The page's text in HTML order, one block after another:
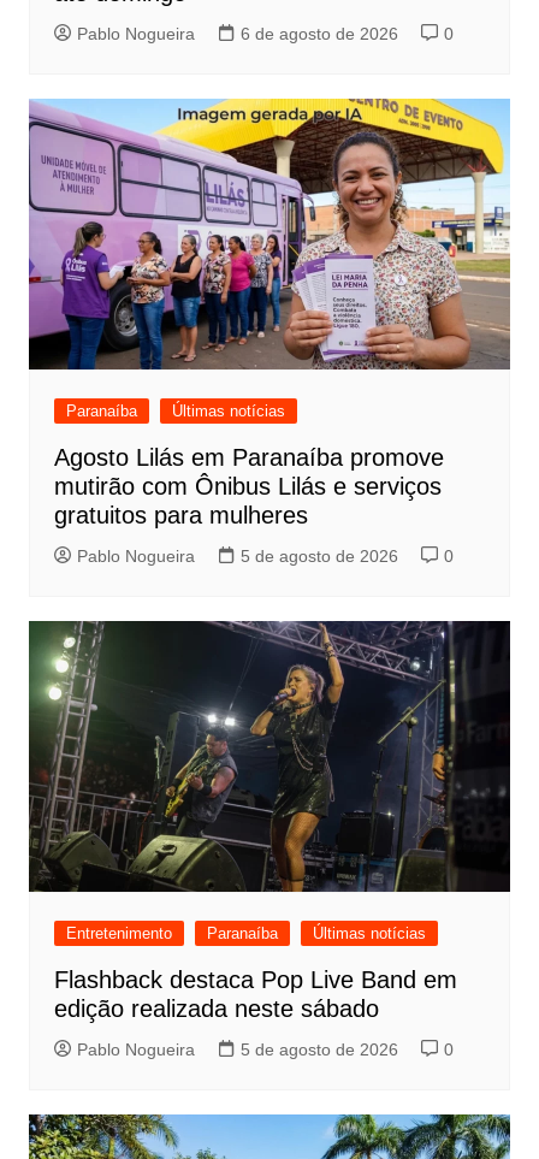
Pablo Nogueira 6 de agosto de 2026 0
Paranaíba Últimas notícias
Agosto Lilás em Paranaíba promove
mutirão com Ônibus Lilás e serviços
gratuitos para mulheres
Pablo Nogueira 5 de agosto de 2026 0
Entretenimento Paranaíba Últimas notícias
Flashback destaca Pop Live Band em
edição realizada neste sábado
Pablo Nogueira 5 de agosto de 2026 0